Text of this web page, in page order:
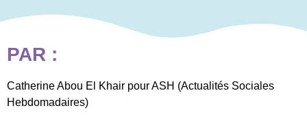
PAR :
Catherine Abou El Khair pour ASH (Actualités Sociales
Hebdomadaires)